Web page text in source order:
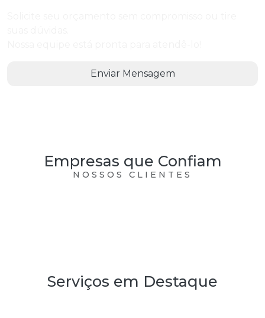
Enviar Mensagem
Empresas que Confiam
NOSSOS CLIENTES
Serviços em Destaque